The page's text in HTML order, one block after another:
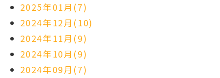
2025年01月(7)
2024年12月(10)
2024年11月(9)
2024年10月(9)
2024年09月(7)